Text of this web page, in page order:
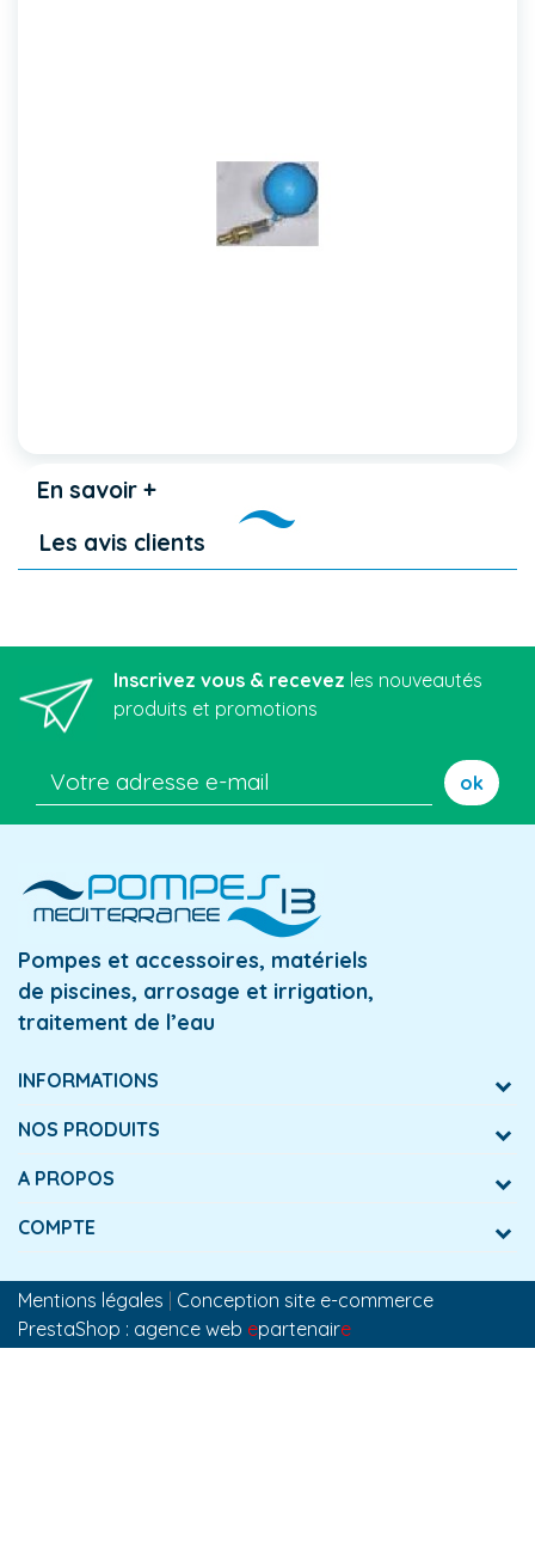
En savoir +
Les avis clients
Inscrivez vous & recevez les nouveautés
produits et promotions
ok
Pompes et accessoires, matériels
de piscines, arrosage et irrigation,
traitement de l’eau
INFORMATIONS
NOS PRODUITS
A PROPOS
COMPTE
Mentions légales
Conception site e-commerce
PrestaShop : agence web epartenaire